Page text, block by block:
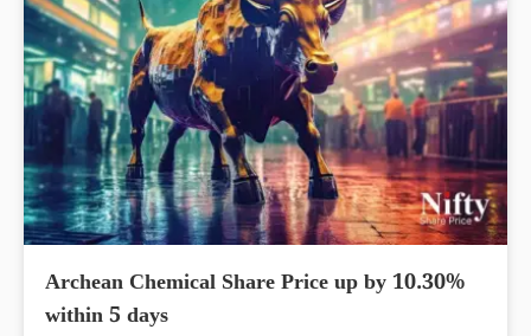
Archean Chemical Share Price up by 10.30%
within 5 days